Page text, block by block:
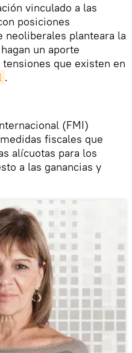
vinculado a las
posiciones
neoliberales planteara la
un aporte
que existen en
.
(FMI)
fiscales que
alícuotas para los
a las ganancias y